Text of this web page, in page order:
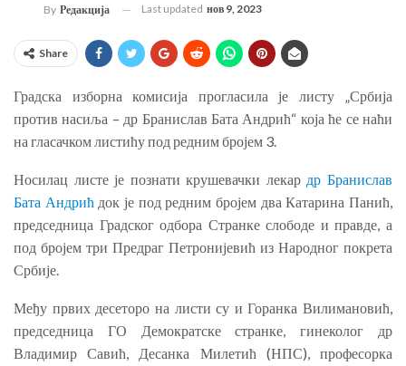
By Редакција Last updated нов 9, 2023
Share
Градска изборна комисија прогласила је листу „Србија
против насиља – др Бранислав Бата Андрић“ која ће се наћи
на гласачком листићу под редним бројем 3.
Носилац листе је познати крушевачки лекар др Бранислав
Бата Андрић док је под редним бројем два Катарина Панић,
председница Градског одбора Странке слободе и правде, а
под бројем три Предраг Петронијевић из Народног покрета
Србије.
Међу првих десеторо на листи су и Горанка Вилимановић,
председница ГО Демократске странке, гинеколог др
Владимир Савић, Десанка Милетић (НПС), професорка